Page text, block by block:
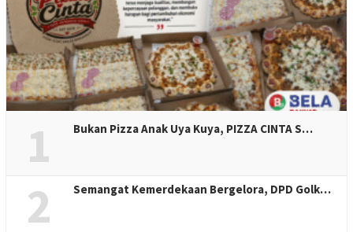
1 Bukan Pizza Anak Uya Kuya, PIZZA CINTA S…
2 Semangat Kemerdekaan Bergelora, DPD Golk…